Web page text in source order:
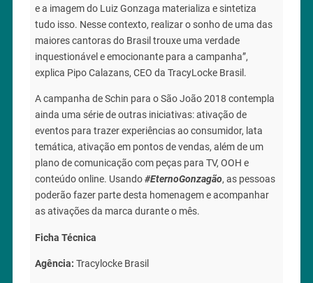
e a imagem do Luiz Gonzaga materializa e sintetiza
tudo isso. Nesse contexto, realizar o sonho de uma das
maiores cantoras do Brasil trouxe uma verdade
inquestionável e emocionante para a campanha”,
explica Pipo Calazans, CEO da TracyLocke Brasil.
A campanha de Schin para o São João 2018 contempla
ainda uma série de outras iniciativas: ativação de
eventos para trazer experiências ao consumidor, lata
temática, ativação em pontos de vendas, além de um
plano de comunicação com peças para TV, OOH e
conteúdo online. Usando#EternoGonzagão, as pessoas
poderão fazer parte desta homenagem e acompanhar
as ativações da marca durante o mês.
Ficha Técnica
Agência: Tracylocke Brasil